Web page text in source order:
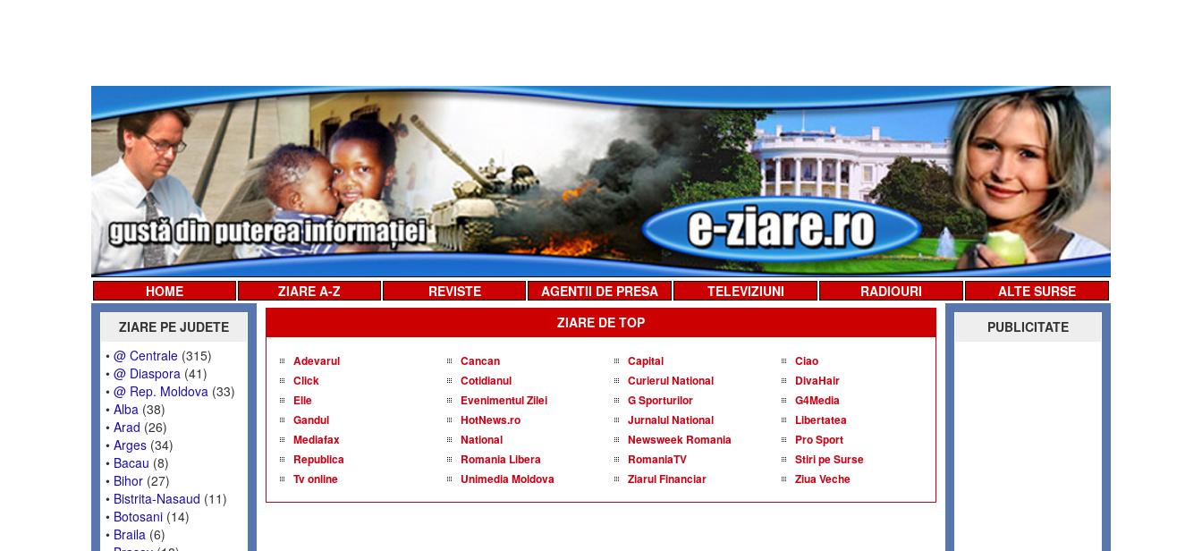
HOME ZIARE A-Z REVISTE AGENTII DE PRESA TELEVIZIUNI RADIOURI
ALTE SURSE
ZIARE PE JUDETE
• @ Centrale (315)
• @ Diaspora (41)
• @ Rep. Moldova (33)
• Alba (38)
• Arad (26)
• Arges (34)
• Bacau (8)
• Bihor (27)
• Bistrita-Nasaud (11)
• Botosani (14)
• Braila (6)
ZIARE DE TOP
Adevarul Cancan Capital
Ciao
Click
Cotidianul Curierul National
DivaHair
Elle
Evenimentul Zilei G Sporturilor
G4Media
Gandul
HotNews.ro Jurnalul National
Libertatea
Mediafax
National Newsweek Romania
Pro Sport
Republica
Romania Libera RomaniaTV
Stiri pe Surse
Tv online
Unimedia Moldova Ziarul Financiar Ziua Veche
PUBLICITATE